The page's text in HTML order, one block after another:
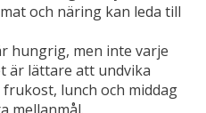
och näring kan leda till
hungrig, men inte varje
är lättare att undvika
lunch och middag